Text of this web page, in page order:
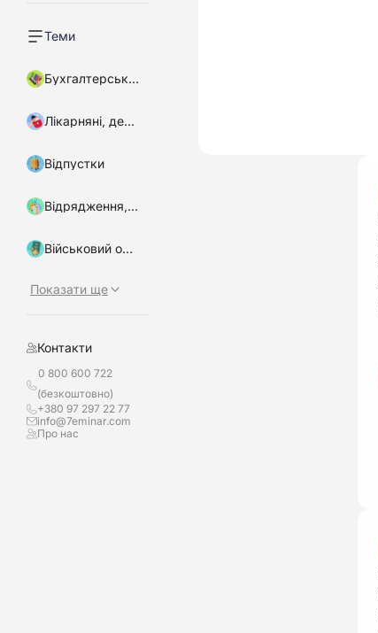
Теми
Бухгалтерський облік
Лікарняні, декретні
Відпустки
Відрядження, підзвітні кошти
Військовий облік, бронювання
Показати ще
Контакти
0 800 600 722
(безкоштовно)
+380 97 297 22 77
info@7eminar.com
Про нас